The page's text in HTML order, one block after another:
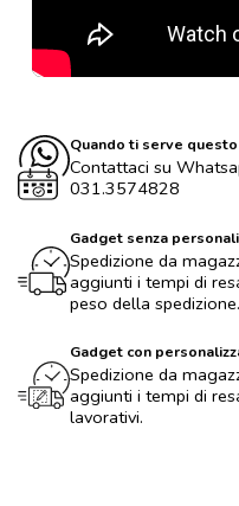
Quando ti serve
Contattaci su
031.3574828
Gadget senza
Spedizione da
aggiunti i tempi di
peso della spedizione.
Gadget con
Spedizione da
aggiunti i tempi di
lavorativi.